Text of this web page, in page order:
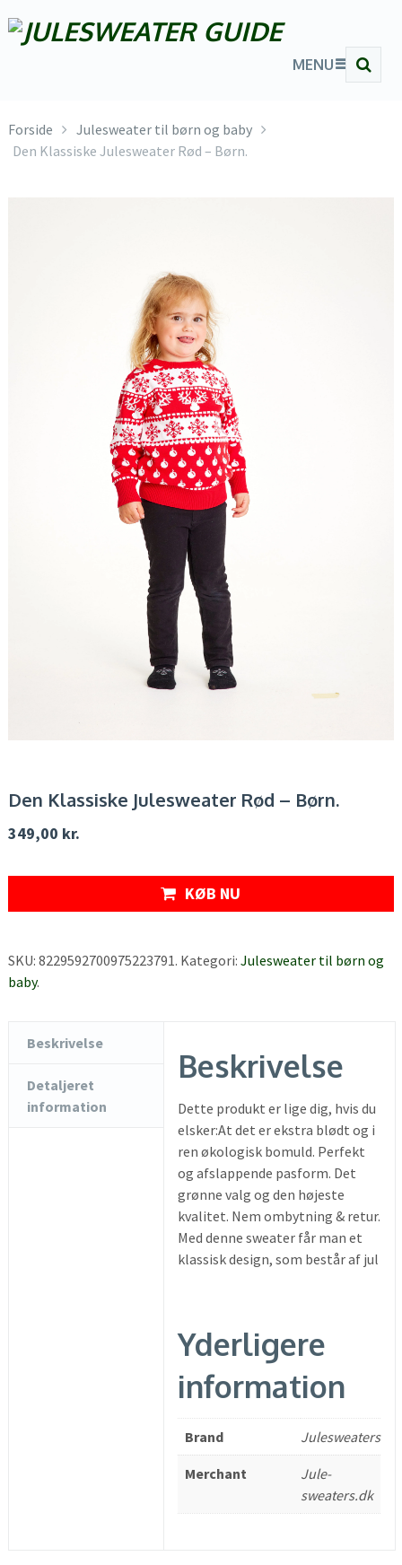
MENU
Forside
Julesweater til børn og baby
Den Klassiske Julesweater Rød – Børn.
Den Klassiske Julesweater Rød – Børn.
349,00 kr.
KØB NU
SKU: 8229592700975223791. Kategori: Julesweater til børn og
baby.
Beskrivelse
Detaljeret
information
Beskrivelse
Dette produkt er lige dig, hvis du
elsker:At det er ekstra blødt og i
ren økologisk bomuld. Perfekt
og afslappende pasform. Det
grønne valg og den højeste
kvalitet. Nem ombytning & retur.
Med denne sweater får man et
klassisk design, som består af jul
Yderligere
information
Brand Julesweaters
Merchant
Jule-
sweaters.dk